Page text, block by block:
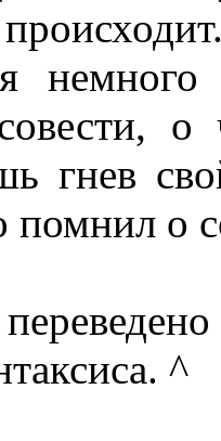
гнев
помнил о
^